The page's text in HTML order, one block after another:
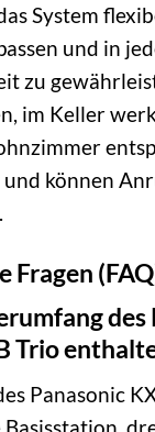
System
und in
zu
im Keller
können
Fragen
des
Trio
Panasonic